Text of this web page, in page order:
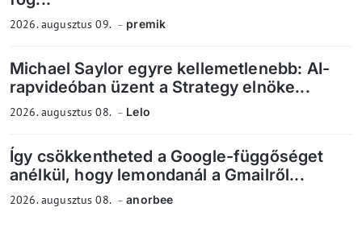
2026. augusztus 09. premik
Michael Saylor egyre kellemetlenebb: AI-
rapvideóban üzent a Strategy elnöke...
2026. augusztus 08. Lelo
Így csökkentheted a Google-függőséget
anélkül, hogy lemondanál a Gmailről...
2026. augusztus 08. anorbee